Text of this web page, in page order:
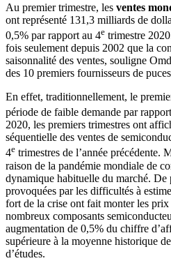
Au premier trimestre, les ventes
ont représenté 131,3 milliards de
0,5% par rapport au 4e trimestre
fois seulement depuis 2002 que la
saisonnalité des ventes, souligne
des 10 premiers fournisseurs de
En effet, traditionnellement, le
période de faible demande par
2020, les premiers trimestres ont
séquentielle des ventes de
4e trimestres de l’année précédente.
raison de la pandémie mondiale de
dynamique habituelle du marché. De
provoquées par les difficultés à
fort de la crise ont fait monter les
nombreux composants
augmentation de 0,5% du chiffre
supérieure à la moyenne historique
d’études.